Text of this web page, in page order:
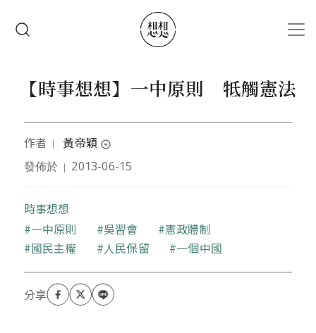
【時事想想】一中原則 牴觸憲法
作者 ｜ 黃帝穎 expand_circle_down
台北律師公會人權委員會委員、永社理事長
發佈於 ｜ 2013-06-15
時事想想
關鍵字
一中原則 吳習會
憲政體制
國民主權
人民保留 一個中國